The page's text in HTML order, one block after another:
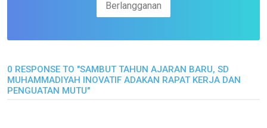
0 RESPONSE TO "SAMBUT TAHUN AJARAN BARU, SD
MUHAMMADIYAH INOVATIF ADAKAN RAPAT KERJA DAN
PENGUATAN MUTU"